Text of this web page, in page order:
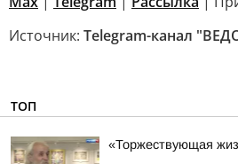
Источник: Telegram-канал
ТОП
«Торжествующая